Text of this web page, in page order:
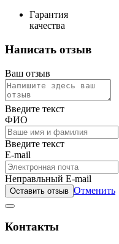
Гарантия
качества
Написать отзыв
Ваш отзыв
Введите текст
ФИО
Введите текст
E-mail
Неправльный E-mail
Оставить отзыв Отменить
Контакты